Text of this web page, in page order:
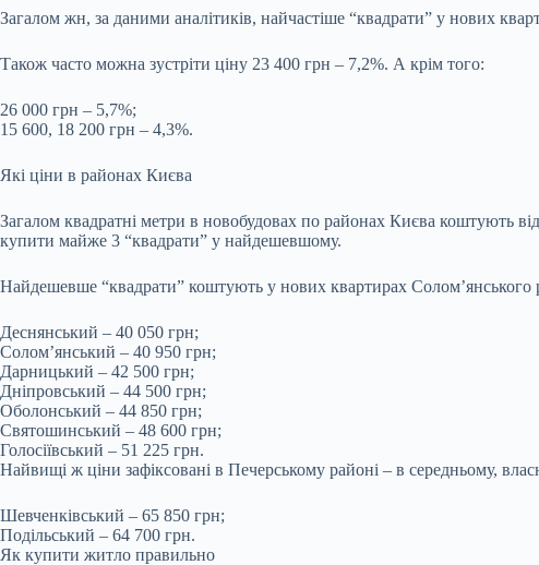
Загалом жн, за даними аналітиків, найчастіше “квадрати” у нових
Також часто можна зустріти ціну 23 400 грн – 7,2%. А крім того:
26 000 грн – 5,7%;
15 600, 18 200 грн – 4,3%.
Які ціни в районах Києва
Загалом квадратні метри в новобудовах по районах Києва коштують
купити майже 3 “квадрати” у найдешевшому.
Найдешевше “квадрати” коштують у нових квартирах Солом’янського
Деснянський – 40 050 грн;
Солом’янський – 40 950 грн;
Дарницький – 42 500 грн;
Дніпровський – 44 500 грн;
Оболонський – 44 850 грн;
Святошинський – 48 600 грн;
Голосіївський – 51 225 грн.
Найвищі ж ціни зафіксовані в Печерському районі – в середньому,
Шевченківський – 65 850 грн;
Подільський – 64 700 грн.
Як купити житло правильно